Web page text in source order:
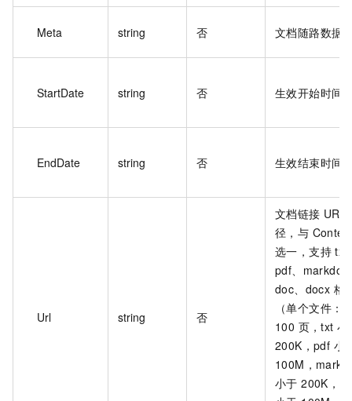
Meta string 否 文档随路数据
StartDate string 否 生效开始时间
EndDate string 否 生效结束时间
Url string 否
文档链接 URL
径，与
选一，支持 txt
pdf、
doc、docx 格
（单个文件：
100 页，txt 小
200K，pdf 小
100M，
小于 200K，